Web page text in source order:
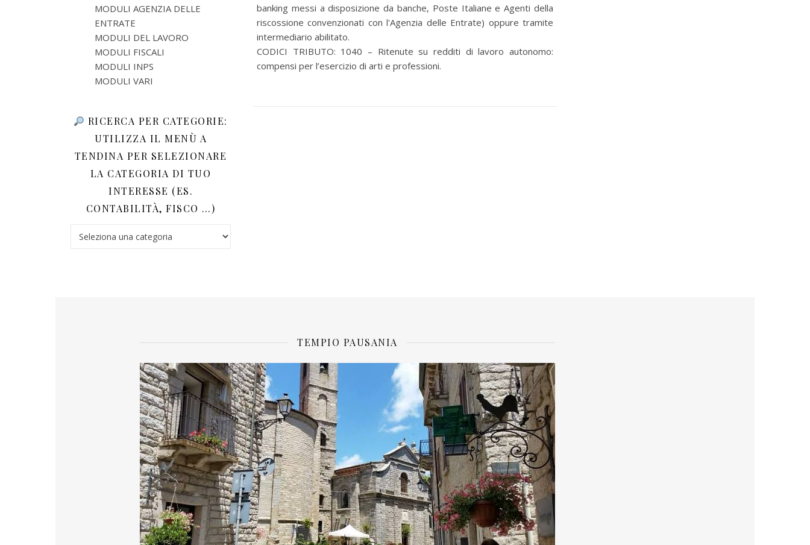
MODULI AGENZIA DELLE
ENTRATE
MODULI DEL LAVORO
MODULI FISCALI
MODULI INPS
MODULI VARI
RICERCA PER CATEGORIE:
UTILIZZA IL MENÙ A
TENDINA PER SELEZIONARE
LA CATEGORIA DI TUO
INTERESSE (ES.
CONTABILITÀ, FISCO …)
Ricerca per categorie: utilizza il menù a tendina per selezionare la categoria di tuo interesse (es. contabilità, Fisco …)
banking messi a disposizione da banche, Poste Italiane e Agenti della
riscossione convenzionati con l'Agenzia delle Entrate) oppure tramite
intermediario abilitato.
CODICI TRIBUTO: 1040 – Ritenute su redditi di lavoro autonomo:
compensi per l’esercizio di arti e professioni.
TEMPIO PAUSANIA